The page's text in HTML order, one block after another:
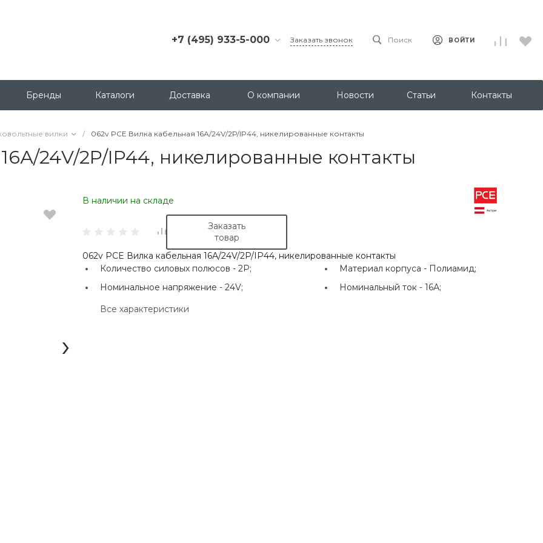
+7 (495) 933-5-000
г. Москва, ул.
Грузинский пер., д. 3 c1,
офис 158
г. Санкт-Петербург, ул.
Бухарестская, д. 24, корп
+7 (923) 335-50-00
г. Красноярск, ул.
Партизана Железняка, д.
+7 (343) 288-65-00
Клары Цеткин, д. 4
Заказать звонок Поиск ВОЙТИ
Бренды Каталоги Доставка О компании Новости Статьи Контакты
вилки / 062v PCE Вилка кабельная 16А/24V/2P/IP44, никелированные контакты
24V/2P/IP44, никелированные контакты
›
В наличии на складе
Заказать
товар
062v PCE Вилка кабельная 16А/24V/2P/IP44, никелированные контакты
Количество силовых полюсов -2P; Материал корпуса - Полиамид;
Номинальное напряжение -24V; Номинальный ток -16А;
Все характеристики